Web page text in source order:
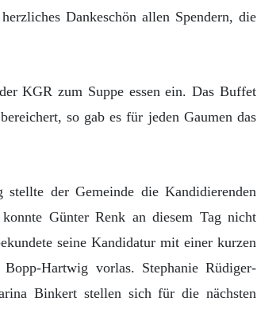
Dankeschön allen Spendern, die
KGR zum Suppe essen ein. Das Buffet
so gab es für jeden Gaumen das
stellte der Gemeinde die Kandidierenden
Günter Renk an diesem Tag nicht
seine Kandidatur mit einer kurzen
Hartwig vorlas. Stephanie Rüdiger-
Binkert stellen sich für die nächsten